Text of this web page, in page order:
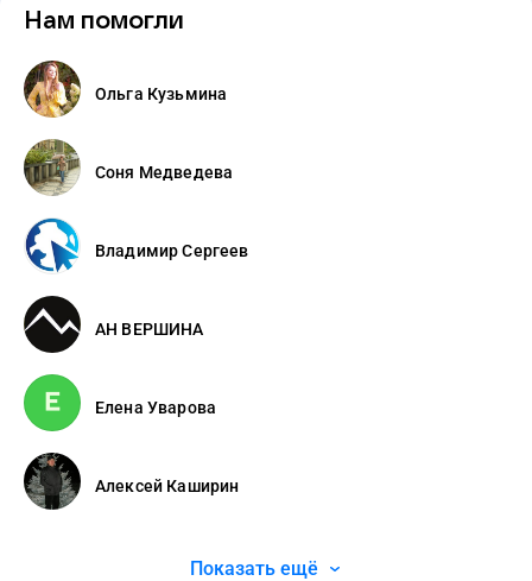
Нам помогли
Ольга Кузьмина
Соня Медведева
Владимир Сергеев
АН ВЕРШИНА
Елена Уварова
Алексей Каширин
Показать ещё